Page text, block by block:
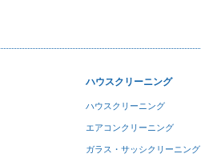
ハウスクリーニング
ハウスクリーニング
エアコンクリーニング
ガラス・サッシクリーニング